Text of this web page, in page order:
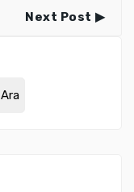
Next Post
Ara